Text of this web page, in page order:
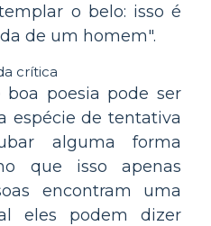
o belo: isso é
de um homem".
crítica
poesia pode ser
espécie de tentativa
alguma forma
que isso apenas
encontram uma
eles podem dizer